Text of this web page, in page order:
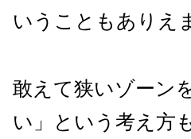
いうこともありえ
敢えて狭いゾーン
い」
という考え方